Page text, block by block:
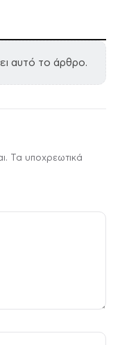
αυτό το άρθρο.
Τα υποχρεωτικά